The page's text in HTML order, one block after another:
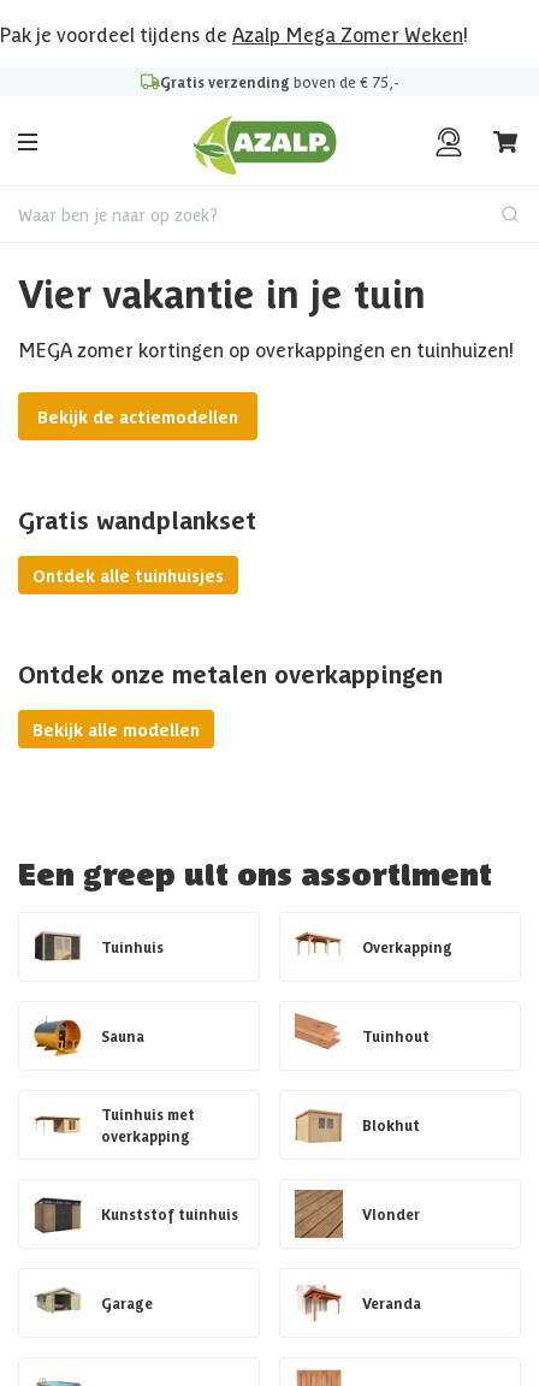
Pak je voordeel tijdens de Azalp Mega Zomer Weken!
Gratis verzending boven de € 75,-
Waar ben je naar op zoek?
Vier vakantie in je tuin
MEGA zomer kortingen op overkappingen en tuinhuizen!
Bekijk de actiemodellen
Gratis wandplankset
Ontdek alle tuinhuisjes
Ontdek onze metalen overkappingen
Bekijk alle modellen
Een greep uit ons assortiment
Tuinhuis Overkapping
Sauna Tuinhout
Tuinhuis met
overkapping
Blokhut
Kunststof tuinhuis Vlonder
Garage Veranda